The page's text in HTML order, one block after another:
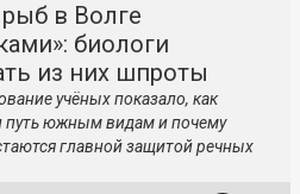
в Волге
биологи
из них шпроты
учёных показало, как
южным видам и почему
главной защитой речных